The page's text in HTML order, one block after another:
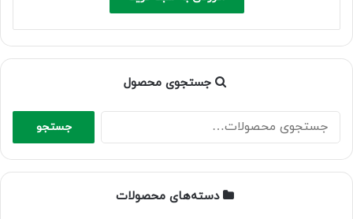
1,500,000 ریال.
جستجوی محصول
جستجو
برای:
جستجو
دسته‌های محصولات